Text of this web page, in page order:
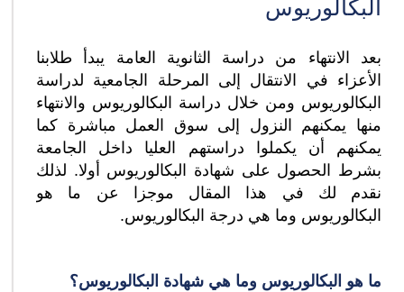
البكالوريوس
بعد الانتهاء من دراسة الثانوية العامة يبدأ طلابنا
الأعزاء في الانتقال إلى المرحلة الجامعية لدراسة
البكالوريوس ومن خلال دراسة البكالوريوس والانتهاء
منها يمكنهم النزول إلى سوق العمل مباشرة كما
يمكنهم أن يكملوا دراستهم العليا داخل الجامعة
بشرط الحصول على شهادة البكالوريوس أولا. لذلك
نقدم لك في هذا المقال موجزا عن ما هو
البكالوريوس وما هي درجة البكالوريوس.
ما هو البكالوريوس وما هي شهادة البكالوريوس؟